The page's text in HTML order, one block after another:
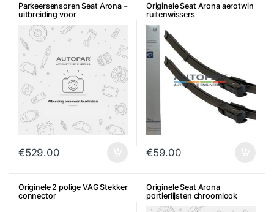
Parkeersensoren Seat Arona –
uitbreiding voor
€529.00
Originele Seat Arona aerotwin
ruitenwissers
€59.00
Originele 2 polige VAG Stekker
connector
Originele Seat Arona
portierlijsten chroomlook